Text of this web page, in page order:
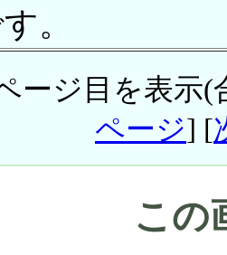
。
ージ目を表示(
ページ] [
この